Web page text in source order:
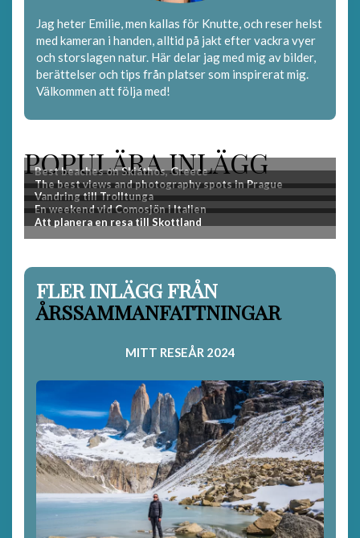
Jag heter Emilie, men kallas för Knutte, och reser helst
med kameran i handen, alltid på jakt efter vackra vyer
och storslagen natur. Här delar jag med mig av bilder,
berättelser och tips från platser som inspirerat mig.
Välkommen att följa med!
POPULÄRA INLÄGG
FLER INLÄGG FRÅN
ÅRSSAMMANFATTNINGAR
MITT RESEÅR 2024